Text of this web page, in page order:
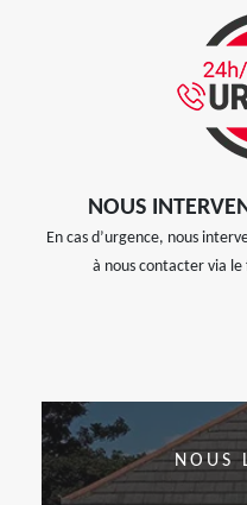
NOUS
En cas d’urgence, nous
à nous contacter via
NOUS